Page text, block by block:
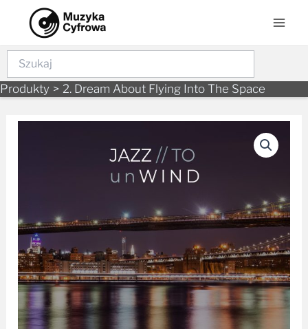
content
Szukaj
Produkty 2. Dream About Flying Into The Space